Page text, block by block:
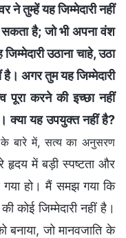
ने तुम्हें यह जिम्मेदारी नहीं
सकता है; जो भी अपना वंश
उठाना चाहे, उठा
अगर तुम यह जिम्मेदारी
पूरा करने की इच्छा नहीं
क्या यह उपयुक्त नहीं है?
बारे में, सत्य का अनुसरण
हृदय में बड़ी स्पष्टता और
गया हो। मैं समझ गया कि
कोई जिम्मेदारी नहीं है।
जो मानवजाति के